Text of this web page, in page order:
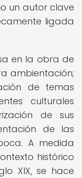
un autor clave
ligada
en la obra de
ambientación;
de temas
culturales
de sus
de las
A medida
histórico
XIX, se hace